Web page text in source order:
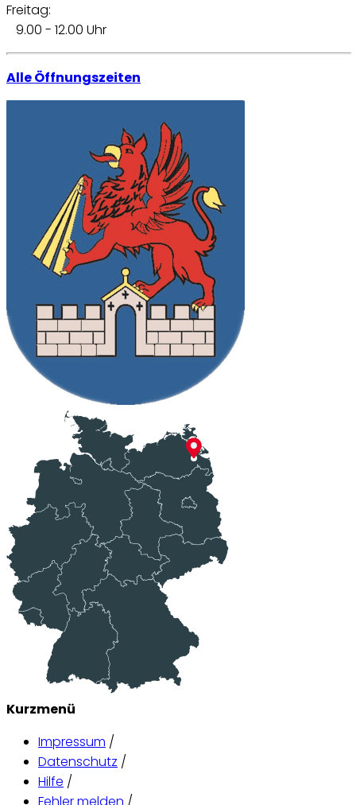
Freitag:
9.00 - 12.00 Uhr
Alle Öffnungszeiten
Kurzmenü
Impressum /
Datenschutz /
Hilfe /